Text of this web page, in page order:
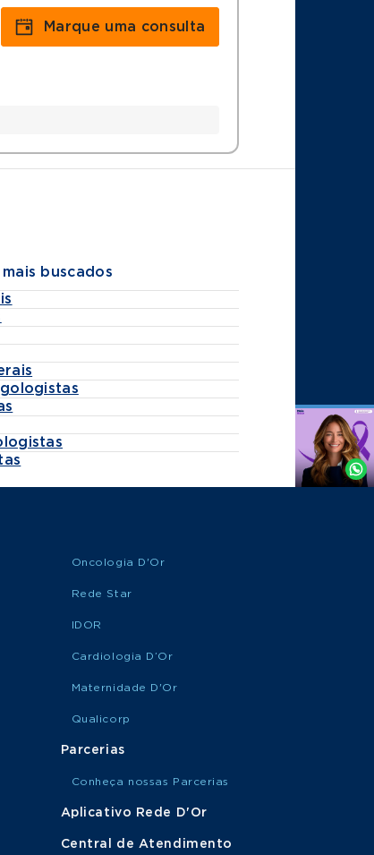
Marque uma consulta
buscados
Agende
Whatsapp
Oncologia D'Or
Rede Star
IDOR
Cardiologia D’Or
Maternidade D'Or
Qualicorp
Parcerias
Conheça nossas Parcerias
Aplicativo Rede D'Or
Central de Atendimento